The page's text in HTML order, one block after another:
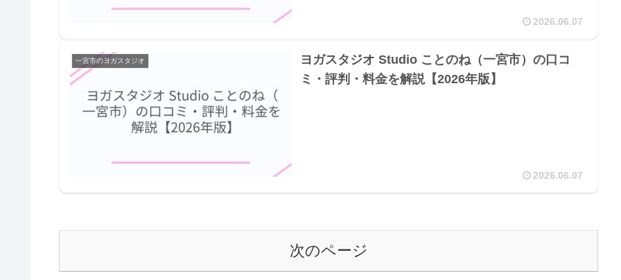
2026.06.07
一宮市のヨガスタジオ
ヨガスタジオ Studio ことのね（一宮市）の口コ
ミ・評判・料金を解説【2026年版】
2026.06.07
次のページ